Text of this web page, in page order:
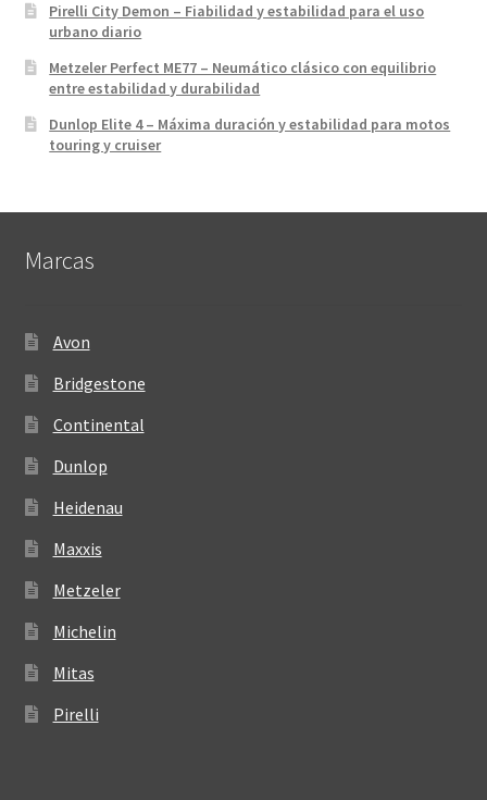
Pirelli City Demon – Fiabilidad y estabilidad para el uso
urbano diario
Metzeler Perfect ME77 – Neumático clásico con equilibrio
entre estabilidad y durabilidad
Dunlop Elite 4 – Máxima duración y estabilidad para motos
touring y cruiser
Marcas
Avon
Bridgestone
Continental
Dunlop
Heidenau
Maxxis
Metzeler
Michelin
Mitas
Pirelli